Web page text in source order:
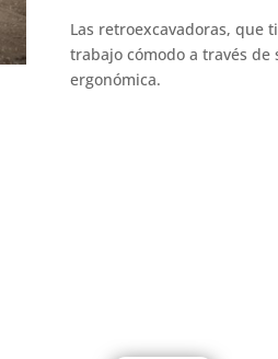
Las retroexcavadoras, que
trabajo cómodo a través
ergonómica.